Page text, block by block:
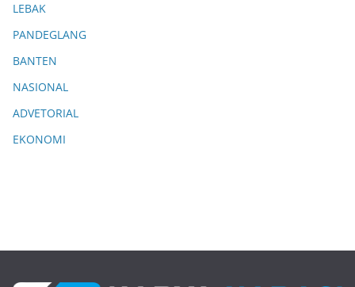
LEBAK
PANDEGLANG
BANTEN
NASIONAL
ADVETORIAL
EKONOMI